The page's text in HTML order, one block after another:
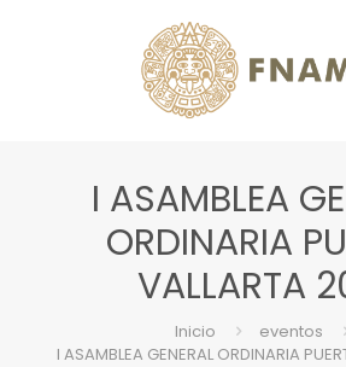
I ASAMBLEA
ORDINARIA
VALLARTA
Inicio
eventos
I ASAMBLEA GENERAL ORDINARIA